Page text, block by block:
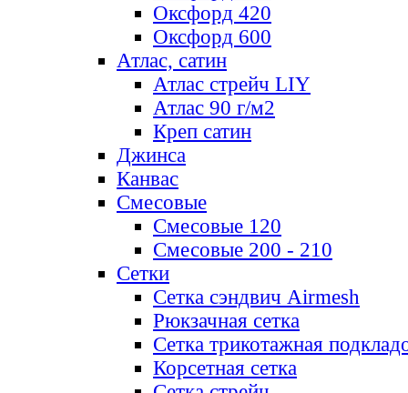
Оксфорд 420
Оксфорд 600
Атлас, сатин
Атлас стрейч LIY
Атлас 90 г/м2
Креп сатин
Джинса
Канвас
Смесовые
Смесовые 120
Смесовые 200 - 210
Сетки
Сетка сэндвич Airmesh
Рюкзачная сетка
Сетка трикотажная
Корсетная сетка